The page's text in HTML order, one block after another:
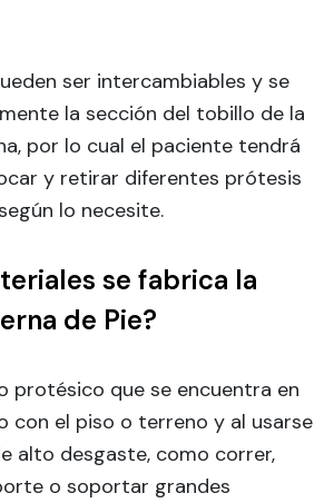
ser intercambiables y se
la sección del tobillo de la
por lo cual el paciente tendrá
y retirar diferentes prótesis
lo necesite.
se fabrica la
de Pie?
protésico que se encuentra en
el piso o terreno y al usarse
alto desgaste, como correr,
o soportar grandes